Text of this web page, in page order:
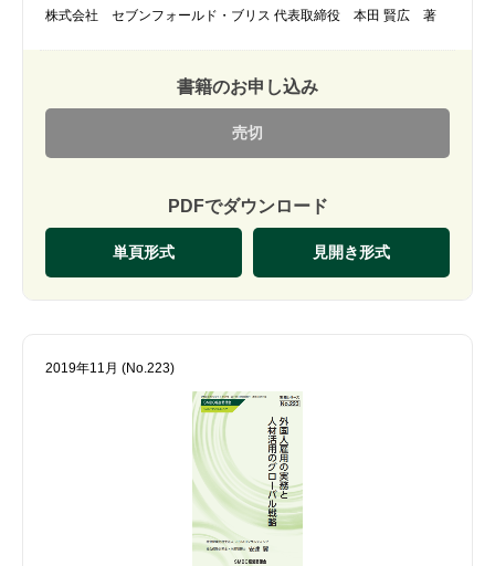
株式会社 セブンフォールド・ブリス 代表取締役 本田 賢広 著
書籍のお申し込み
売切
PDFでダウンロード
単頁形式 見開き形式
2019年11月 (No.223)